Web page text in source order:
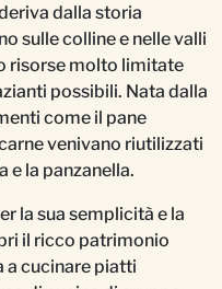
dalla storia
sulle colline e nelle valli
risorse molto limitate
possibili. Nata dalla
come il pane
venivano riutilizzati
e la panzanella.
la sua semplicità e la
il ricco patrimonio
a cucinare piatti